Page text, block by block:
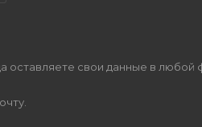
оставляете свои данные в